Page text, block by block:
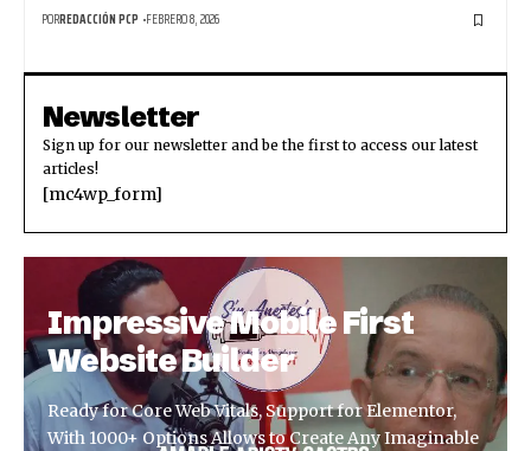
PORREDACCIÓN PCP FEBRERO 8, 2026
Newsletter
Sign up for our newsletter and be the first to access our latest
articles!
[mc4wp_form]
Impressive Mobile First
Website Builder
Ready for Core Web Vitals, Support for Elementor,
With 1000+ Options Allows to Create Any Imaginable